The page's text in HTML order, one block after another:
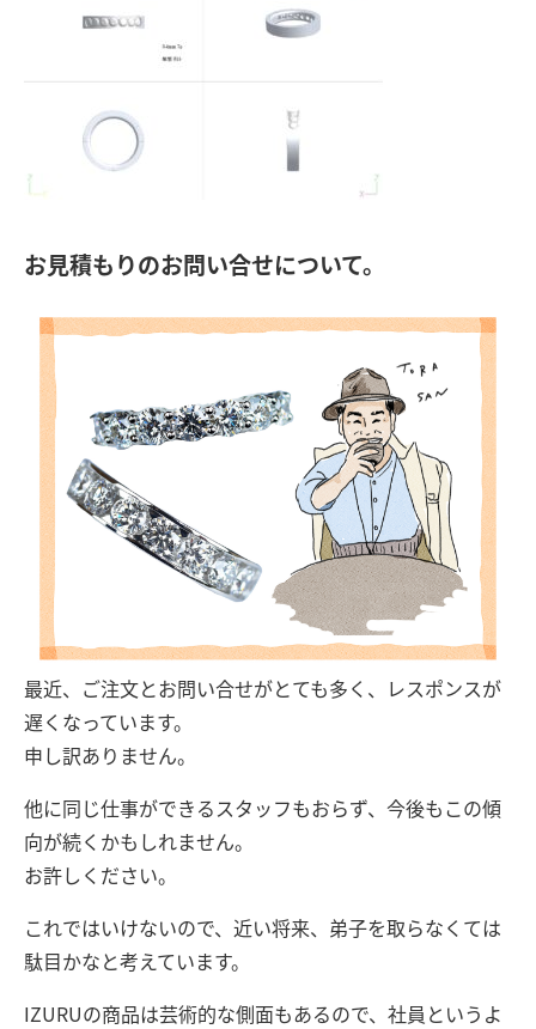
お見積もりのお問い合せについて。
最近、ご注文とお問い合せがとても多く、レスポンスが
遅くなっています。
申し訳ありません。
他に同じ仕事ができるスタッフもおらず、今後もこの傾
向が続くかもしれません。
お許しください。
これではいけないので、近い将来、弟子を取らなくては
駄目かなと考えています。
IZURUの商品は芸術的な側面もあるので、社員というよ